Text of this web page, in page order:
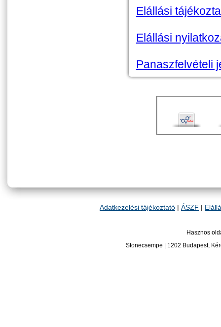
Elállási
Elállási
Panaszfelvételi
Adatkezelési tájékoztató | ÁSZF |
Hasznos
Stonecsempe | 1202 Budapest,